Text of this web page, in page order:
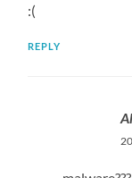
:(
REPLY